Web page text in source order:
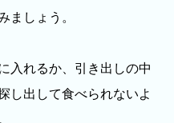
ましょう。
入れるか、引き出しの中
し出して食べられないよ